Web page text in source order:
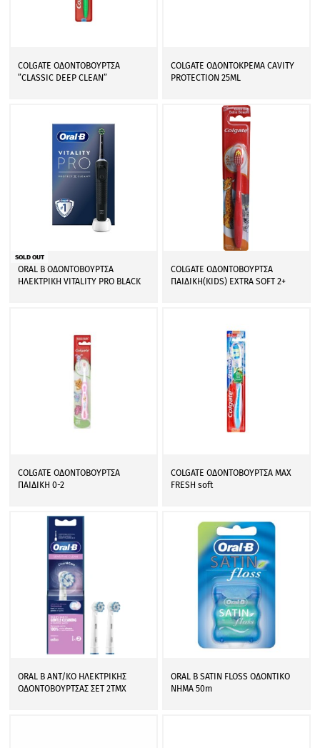
COLGATE ΟΔΟΝΤΟΒΟΥΡΤΣΑ
”CLASSIC DEEP CLEAN”
COLGATE ΟΔΟΝΤΟΚΡΕΜΑ CAVITY
PROTECTION 25ML
SOLD OUT
ORAL B ΟΔΟΝΤΟΒΟΥΡΤΣΑ
ΗΛΕΚΤΡΙΚΗ VITALITY PRO BLACK
COLGATE ΟΔΟΝΤΟΒΟΥΡΤΣΑ
ΠΑΙΔΙΚΗ(KIDS) EXTRA SOFT 2+
COLGATE ΟΔΟΝΤΟΒΟΥΡΤΣΑ
ΠΑΙΔΙΚΗ 0-2
COLGATE ΟΔΟΝΤΟΒΟΥΡΤΣΑ MAX
FRESH soft
ORAL B ΑΝΤ/ΚΟ ΗΛΕΚΤΡΙΚΗΣ
ΟΔΟΝΤΟΒΟΥΡΤΣΑΣ ΣΕΤ 2ΤΜΧ
ORAL B SATIN FLOSS ΟΔΟΝΤΙΚΟ
ΝΗΜΑ 50m